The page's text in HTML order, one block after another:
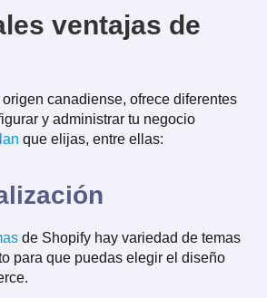
ventajas de
canadiense, ofrece diferentes
y administrar tu negocio
que elijas, entre ellas:
de Shopify hay variedad de temas
para que puedas elegir el diseño